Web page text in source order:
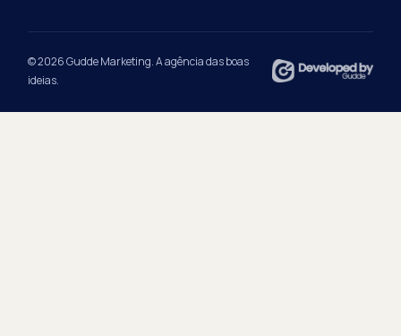
© 2026 Gudde Marketing. A agência das boas
ideias.